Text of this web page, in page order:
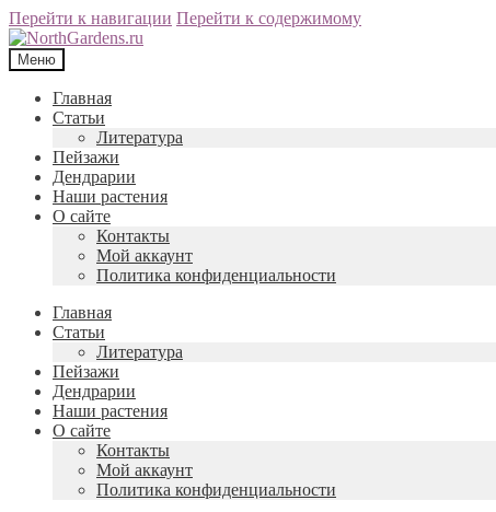
Перейти к навигации Перейти к содержимому
Меню
Главная
Статьи
Литература
Пейзажи
Дендрарии
Наши растения
О сайте
Контакты
Мой аккаунт
Политика конфиденциальности
Главная
Статьи
Литература
Пейзажи
Дендрарии
Наши растения
О сайте
Контакты
Мой аккаунт
Политика конфиденциальности